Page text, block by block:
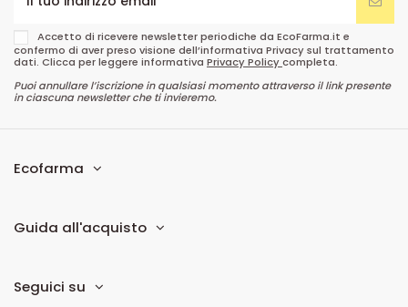
Accetto di ricevere newsletter periodiche da EcoFarma.it e
confermo di aver preso visione dell’informativa Privacy sul trattamento
dati. Clicca per leggere informativa Privacy Policycompleta.
Puoi annullare l’iscrizione in qualsiasi momento attraverso il link presente
in ciascuna newsletter che ti invieremo.
Ecofarma
Guida all'acquisto
Seguici su